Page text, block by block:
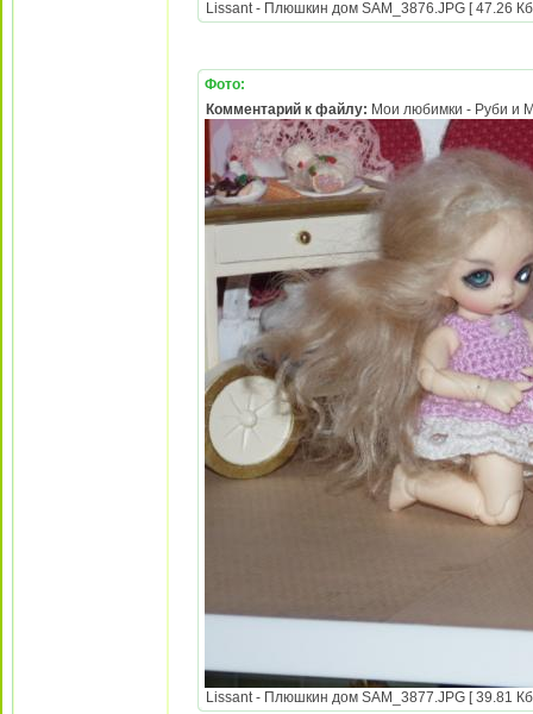
Lissant - Плюшкин дом SAM_3876.JPG [ 47.26
Фото:
Комментарий к файлу: Мои любимки - Руби и
Lissant - Плюшкин дом SAM_3877.JPG [ 39.81